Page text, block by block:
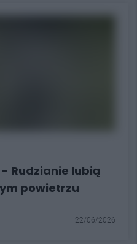
Rudzianie lubią
powietrzu
22/06/2026